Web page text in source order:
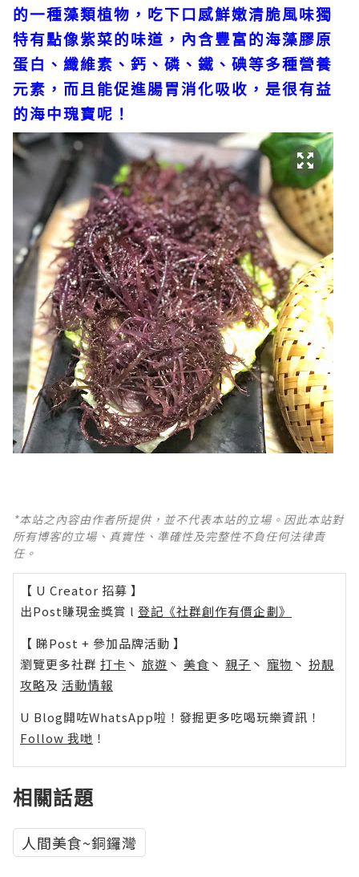
的一種藻類植物，吃下口感鮮嫩清脆風味獨
特有點像紫菜的味道，內含豐富的海藻膠原
蛋白、纖維素、鈣、磷、鐵、碘等多種營養
元素，而且能促進腸胃消化吸收，是很有益
的海中瑰寶呢！
*本站之內容由作者所提供，並不代表本站的立場。因此本站對
所有博客的立場、真實性、準確性及完整性不負任何法律責
任。
【 U Creator 招募 】
出Post賺現金獎賞 l 登記《社群創作有價企劃》
【 睇Post + 參加品牌活動 】
瀏覽更多社群 打卡 丶 旅遊 丶 美食 丶 親子 丶 寵物 丶 扮靚
攻略及 活動情報
U Blog開咗WhatsApp啦！發掘更多吃喝玩樂資訊！
Follow 我哋 ！
相關話題
人間美食~銅鑼灣